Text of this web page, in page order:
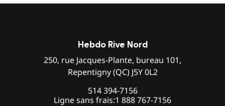
Hebdo Rive Nord
250, rue Jacques-Plante, bureau 101,
Repentigny (QC) J5Y 0L2
514 394-7156
Ligne sans frais:1 888 767-7156